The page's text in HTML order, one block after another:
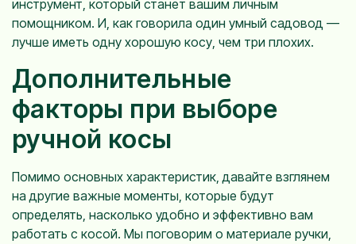
инструмент, который станет вашим личным
помощником. И, как говорила один умный садовод —
лучше иметь одну хорошую косу, чем три плохих.
Дополнительные
факторы при выборе
ручной косы
Помимо основных характеристик, давайте взглянем
на другие важные моменты, которые будут
определять, насколько удобно и эффективно вам
работать с косой. Мы поговорим о материале ручки,